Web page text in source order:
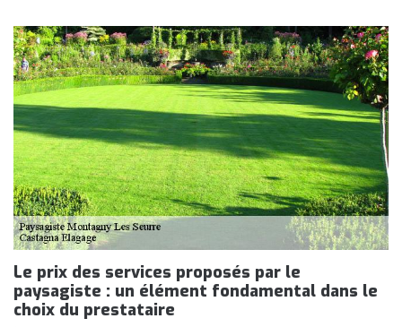
Le prix des services proposés par le
paysagiste : un élément fondamental dans le
choix du prestataire